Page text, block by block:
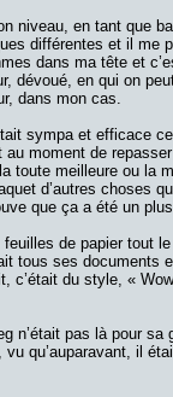
niveau, en tant que
différentes et il me
dans ma tête et
dévoué, en qui on
dans mon cas.
sympa et efficace
moment de
toute meilleure ou la
d’autres choses
que ça a été un
de papier tout
tous ses documents
c’était du style, «
n’était pas là pour
vu qu’auparavant, il